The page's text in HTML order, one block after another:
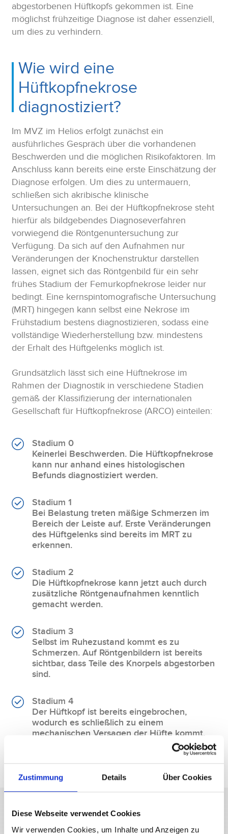
Zustimmung Details Über Cookies
Diese Webseite verwendet Cookies
Wir verwenden Cookies, um Inhalte und Anzeigen zu
abgestorbenen Hüftkopfs gekommen ist. Eine
möglichst frühzeitige Diagnose ist daher essenziell,
um dies zu verhindern.
Wie wird eine
Hüftkopfnekrose
diagnostiziert?
Im MVZ im Helios erfolgt zunächst ein
ausführliches Gespräch über die vorhandenen
Beschwerden und die möglichen Risikofaktoren. Im
Anschluss kann bereits eine erste Einschätzung der
Diagnose erfolgen. Um dies zu untermauern,
schließen sich akribische klinische
Untersuchungen an. Bei der Hüftkopfnekrose steht
hierfür als bildgebendes Diagnoseverfahren
vorwiegend die Röntgenuntersuchung zur
Verfügung. Da sich auf den Aufnahmen nur
Veränderungen der Knochenstruktur darstellen
lassen, eignet sich das Röntgenbild für ein sehr
frühes Stadium der Femurkopfnekrose leider nur
bedingt. Eine kernspintomografische Untersuchung
(MRT) hingegen kann selbst eine Nekrose im
Frühstadium bestens diagnostizieren, sodass eine
vollständige Wiederherstellung bzw. mindestens
der Erhalt des Hüftgelenks möglich ist.
Grundsätzlich lässt sich eine Hüftnekrose im
Rahmen der Diagnostik in verschiedene Stadien
gemäß der Klassifizierung der internationalen
Gesellschaft für Hüftkopfnekrose (ARCO) einteilen:
Stadium 0
Keinerlei Beschwerden. Die Hüftkopfnekrose
kann nur anhand eines histologischen
Befunds diagnostiziert werden.
Stadium 1
Bei Belastung treten mäßige Schmerzen im
Bereich der Leiste auf. Erste Veränderungen
des Hüftgelenks sind bereits im MRT zu
erkennen.
Stadium 2
Die Hüftkopfnekrose kann jetzt auch durch
zusätzliche Röntgenaufnahmen kenntlich
gemacht werden.
Stadium 3
Selbst im Ruhezustand kommt es zu
Schmerzen. Auf Röntgenbildern ist bereits
sichtbar, dass Teile des Knorpels abgestorben
sind.
Stadium 4
Der Hüftkopf ist bereits eingebrochen,
wodurch es schließlich zu einem
mechanischen Versagen der Hüfte kommt.
Wie wird eine Hüftkopfnekrose